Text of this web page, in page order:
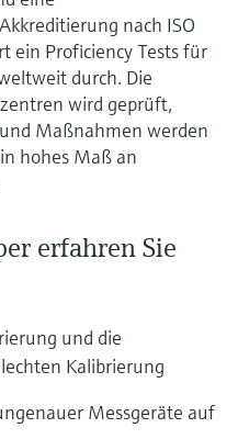
nach ISO
ein Proficiency Tests für
durch. Die
wird geprüft,
Maßnahmen werden
hohes Maß an
erfahren Sie
und die
Kalibrierung
Messgeräte auf